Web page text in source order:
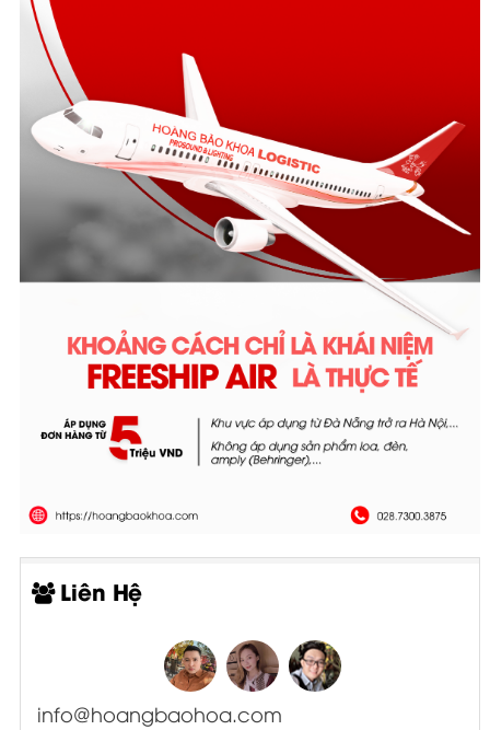
Liên Hệ
info@hoangbaohoa.com